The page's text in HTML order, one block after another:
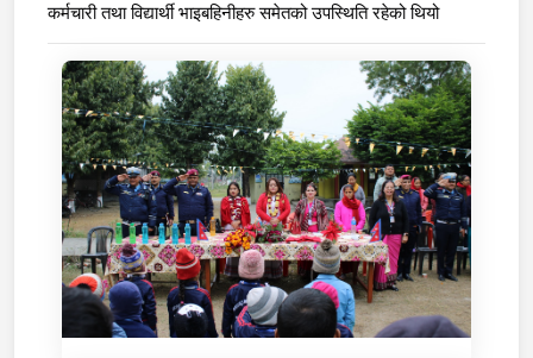
कर्मचारी तथा विद्यार्थी भाइबहिनीहरु समेतको उपस्थिति रहेको थियो